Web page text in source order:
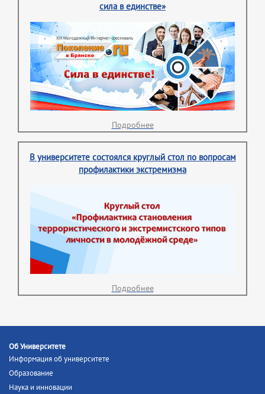
сила в единстве»
Подробнее
В университете состоялся круглый стол по вопросам
профилактики экстремизма
Подробнее
Об Университете
Информация об университете
Образование
Наука и инновации